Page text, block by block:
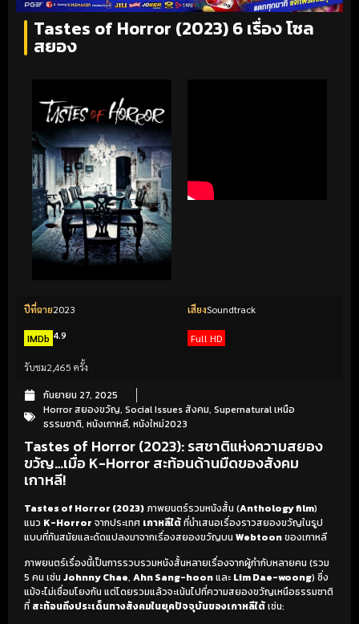
Tastes of Horror (2023) 6 เรื่อง โซล
สยอง
ปีที่ฉาย2023 เสียงSoundtrack
IMDb 4.9 Full HD
รับชม2,465 ครั้ง
กันยายน 27, 2025
Horror สยองขวัญ, Social Issues สังคม, Supernatural เหนือ
ธรรมชาติ, หนังเกาหลี, หนังใหม่2023
Tastes of Horror (2023): รสชาติแห่งความสยอง
ขวัญ…เมื่อ K-Horror สะท้อนด้านมืดของสังคม
เกาหลี!
Tastes of Horror (2023)ภาพยนตร์รวมหนังสั้น (Anthology film)
แนว K-Horror จากประเทศ เกาหลีใต้ที่นำเสนอเรื่องราวสยองขวัญในรูป
แบบที่ทันสมัยและดัดแปลงมาจากเรื่องสยองขวัญบน Webtoonของเกาหลี
ภาพยนตร์เรื่องนี้เป็นการรวบรวมหนังสั้นหลายเรื่องจากผู้กำกับหลายคน (รวม
5 คน เช่น Johnny Chae, Ahn Sang-hoonและ Lim Dae-woong) ซึ่ง
แม้จะไม่เชื่อมโยงกัน แต่โดยรวมแล้วจะเน้นไปที่ความสยองขวัญเหนือธรรมชาติ
ที่ สะท้อนถึงประเด็นทางสังคมในยุคปัจจุบันของเกาหลีใต้เช่น: